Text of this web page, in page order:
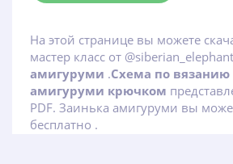
На этой странице вы можете
мастер класс от @siberian_elephant
амигуруми .Схема по вязанию
амигуруми крючком
PDF. Заинька амигуруми вы
бесплатно .